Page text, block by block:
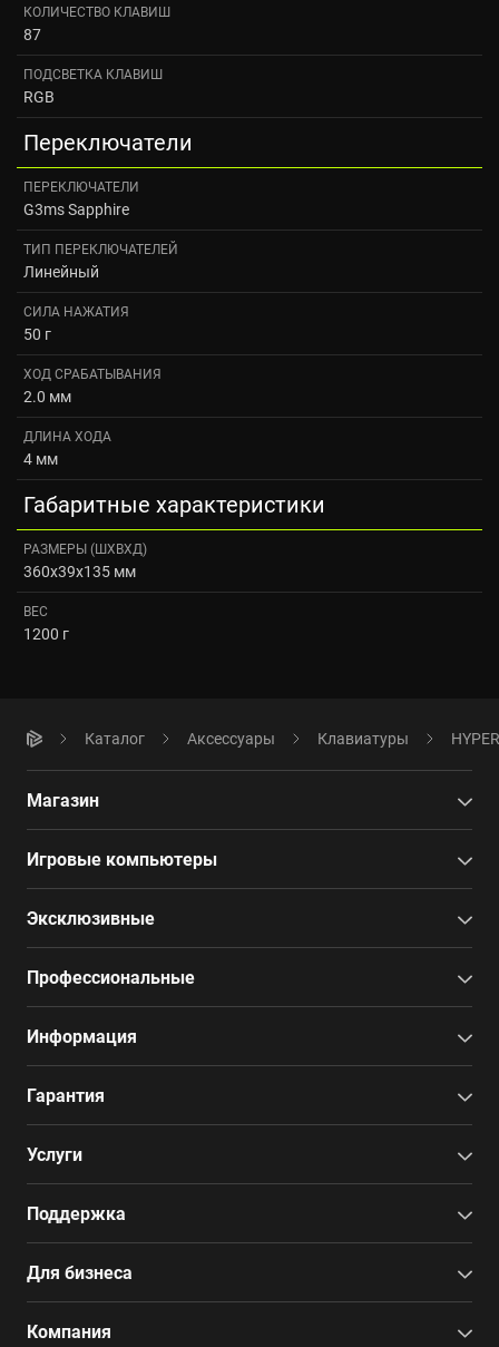
КОЛИЧЕСТВО КЛАВИШ
87
ПОДСВЕТКА КЛАВИШ
RGB
Переключатели
ПЕРЕКЛЮЧАТЕЛИ
G3ms Sapphire
ТИП ПЕРЕКЛЮЧАТЕЛЕЙ
Линейный
СИЛА НАЖАТИЯ
50 г
ХОД СРАБАТЫВАНИЯ
2.0 мм
ДЛИНА ХОДА
4 мм
Габаритные характеристики
РАЗМЕРЫ (ШXВXД)
360x39x135 мм
ВЕС
1200 г
Каталог Аксессуары Клавиатуры
Магазин
Игровые компьютеры
Эксклюзивные
Профессиональные
Информация
Гарантия
Услуги
Поддержка
Для бизнеса
Компания